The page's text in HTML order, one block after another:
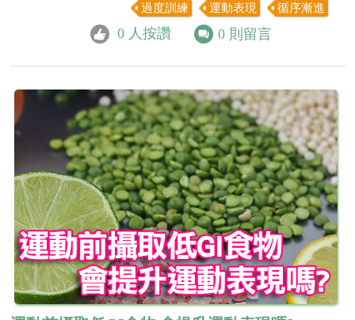
過度訓練 運動表現 循序漸進
0 人按讚 0 則留言